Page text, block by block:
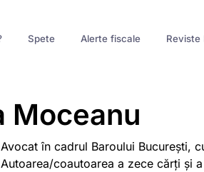
Spete Alerte fiscale Reviste
Moceanu
Avocat în cadrul Baroului București,
Autoarea/coautoarea a zece cărți și